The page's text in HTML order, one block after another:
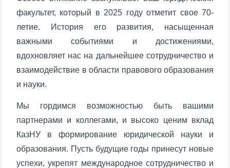
Ваше имя и фамилия
Ваш номер телефона
Почта
отправить
факультет, который в 2025 году отметит свое 70-
летие. История его развития, насыщенная
важными событиями и достижениями,
вдохновляет нас на дальнейшее сотрудничество и
взаимодействие в области правового образования
и науки.
Мы гордимся возможностью быть вашими
партнерами и коллегами, и высоко ценим вклад
КазНУ в формирование юридической науки и
образования. Пусть будущие годы принесут новые
успехи, укрепят международное сотрудничество и